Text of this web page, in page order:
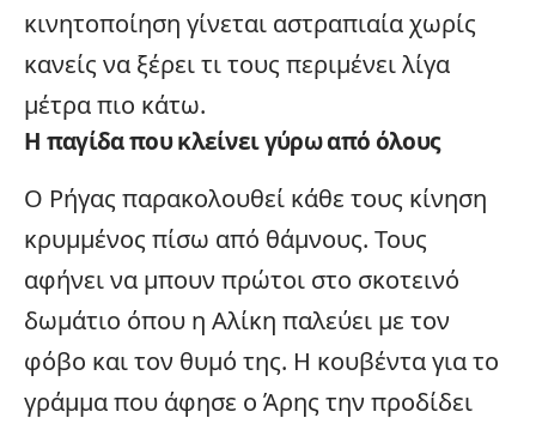
κινητοποίηση γίνεται αστραπιαία χωρίς
κανείς να ξέρει τι τους περιμένει λίγα
μέτρα πιο κάτω.
Η παγίδα που κλείνει γύρω από όλους
Ο Ρήγας παρακολουθεί κάθε τους κίνηση
κρυμμένος πίσω από θάμνους. Τους
αφήνει να μπουν πρώτοι στο σκοτεινό
δωμάτιο όπου η Αλίκη παλεύει με τον
φόβο και τον θυμό της. Η κουβέντα για το
γράμμα που άφησε ο Άρης την προδίδει